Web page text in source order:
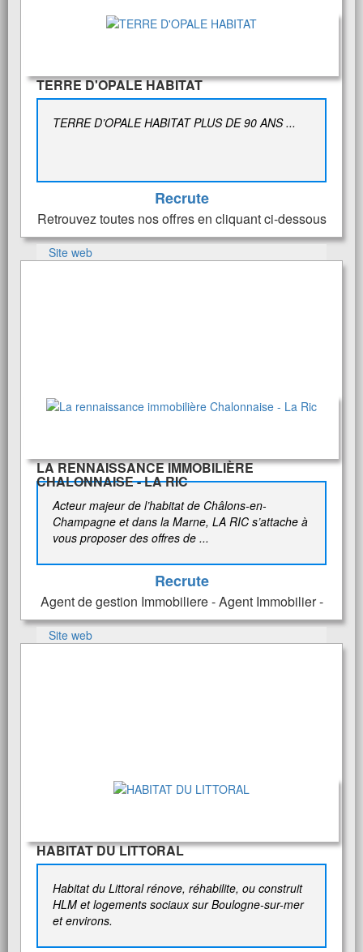
TERRE D'OPALE HABITAT
TERRE D’OPALE HABITAT PLUS DE 90 ANS ...
Recrute
Retrouvez toutes nos offres en cliquant ci-dessous
Site web
LA RENNAISSANCE IMMOBILIÈRE
CHALONNAISE - LA RIC
Acteur majeur de l’habitat de Châlons-en-
Champagne et dans la Marne, LA RIC s’attache à
vous proposer des offres de ...
Recrute
Agent de gestion Immobiliere - Agent Immobilier -
Site web
HABITAT DU LITTORAL
Habitat du Littoral rénove, réhabilite, ou construit
HLM et logements sociaux sur Boulogne-sur-mer
et environs.